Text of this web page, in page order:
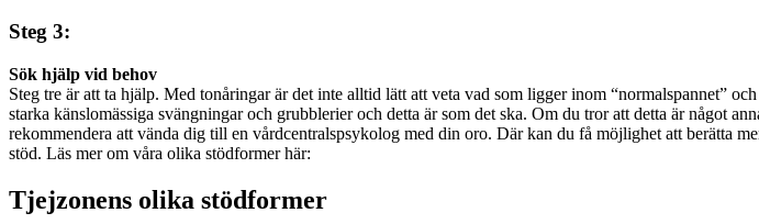
Steg 3:
Sök hjälp vid behov
Steg tre är att ta hjälp. Med tonåringar är det inte alltid lätt att veta vad som ligger inom “normalspannet”
starka känslomässiga svängningar och grubblerier och detta är som det ska. Om du tror att detta är något
rekommendera att vända dig till en vårdcentralspsykolog med din oro. Där kan du få möjlighet att berätta
stöd. Läs mer om våra olika stödformer här:
Tjejzonens olika stödformer